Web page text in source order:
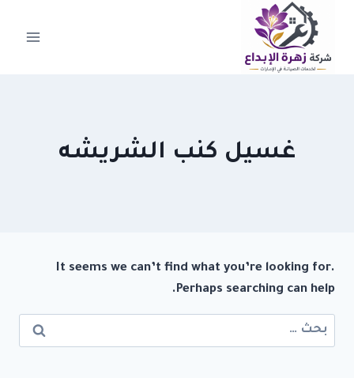
التجاوز
المحتوى
غسيل كنب الشريشه
It seems we can’t find what you’re looking for.
Perhaps searching can help.
البحث
عن: